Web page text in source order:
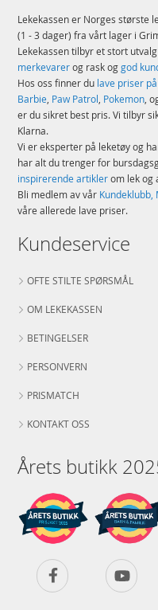
Lekekassen er Norges største
(1 - 3 dager) fra vårt lager i
Lekekassen tilbyr et stort
merkevarerog rask oggod
Hos oss finner du lave priser på
Barbie, Paw Patrol, Pokemon,
er du sikret best pris. Vi tilbyr
Klarna.
Vi er eksperter på leketøy og
har alt du trenger for
inspirerende artiklerom lek og
Bli medlem av vår Kundeklubb,
våre allerede lave priser.
Kundeservice
OFTE STILTE SPØRSMÅL
OM LEKEKASSEN
BETINGELSER
PERSONVERN
PRISMATCH
KONTAKT OSS
Årets butikk